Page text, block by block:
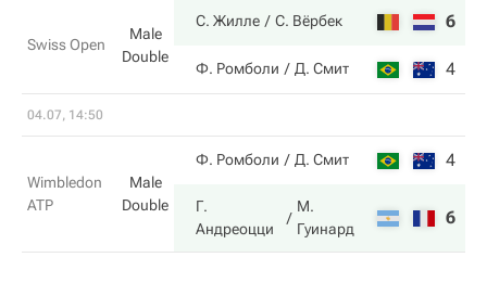
Swiss Open
Male
Double
С. Жилле С. Вёрбек 6
Ф. Ромболи Д. Смит 4
04.07, 14:50
Wimbledon
ATP
Male
Double
Ф. Ромболи Д. Смит 4
Г.
Андреоцци
М.
Гуинард
6